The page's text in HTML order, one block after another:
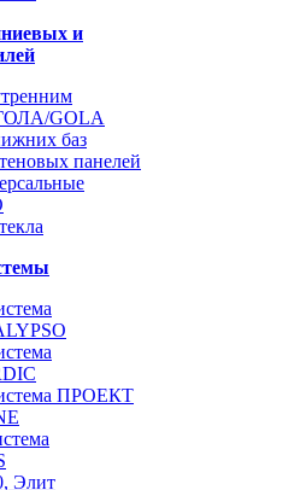
и
GOLA
баз
панелей
ПРОЕКТ